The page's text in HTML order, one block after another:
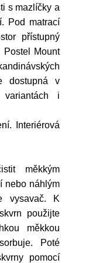
s mazlíčky a
Pod matrací
přístupný
Postel Mount
dostupná v
variantách i
Interiérová
měkkým
nebo náhlým
vysavač. K
použijte
měkkou
Poté
pomocí